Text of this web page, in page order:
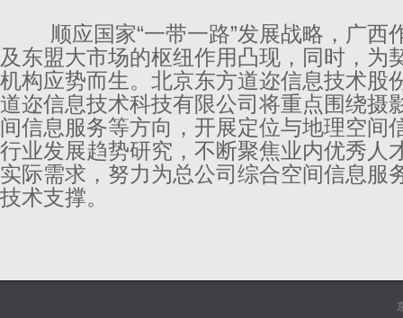
顺应国家“一带一路”发展战略，广西
及东盟大市场的枢纽作用凸现，同时，为
机构应势而生。北京东方道迩信息技术股
道迩信息技术科技有限公司将重点围绕摄
间信息服务等方向，开展定位与地理空间
行业发展趋势研究，不断聚焦业内优秀人
实际需求，努力为总公司综合空间信息服
技术支撑。